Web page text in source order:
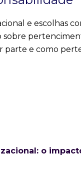
e escolhas
parte e como